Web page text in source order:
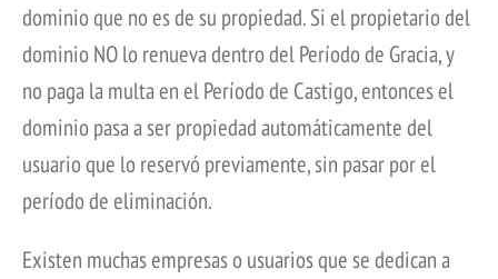
dominio que no es de su propiedad. Si el propietario del
dominio NO lo renueva dentro del Período de Gracia, y
no paga la multa en el Período de Castigo, entonces el
dominio pasa a ser propiedad automáticamente del
usuario que lo reservó previamente, sin pasar por el
período de eliminación.
Existen muchas empresas o usuarios que se dedican a